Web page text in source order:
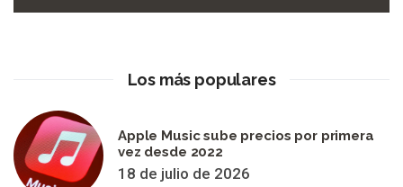
Los más populares
Apple Music sube precios por primera
vez desde 2022
18 de julio de 2026